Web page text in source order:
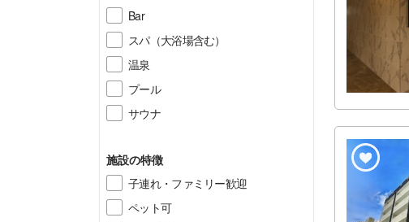
Bar
スパ（大浴場含む）
温泉
プール
サウナ
施設の特徴
子連れ・ファミリー歓迎
ペット可